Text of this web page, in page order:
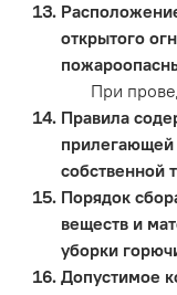
открытого
При
Правила
прилегающей
собственной
Порядок
веществ и
уборки
Допустимое